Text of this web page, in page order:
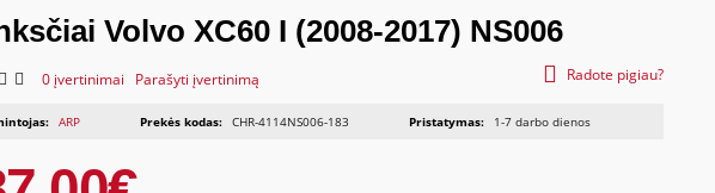
Volvo XC60 I (2008-2017) NS006
0 įvertinimai Parašyti įvertinimą Radote pigiau?
ARP Prekės kodas: CHR-4114NS006-183 Pristatymas: 1-7 darbo dienos